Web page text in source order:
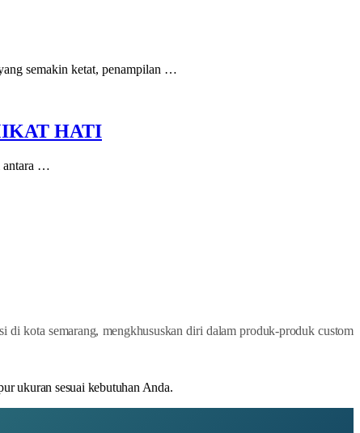
semakin ketat, penampilan …
HATI
antara …
di kota semarang, mengkhususkan diri dalam produk-produk custom
ukuran sesuai kebutuhan Anda.